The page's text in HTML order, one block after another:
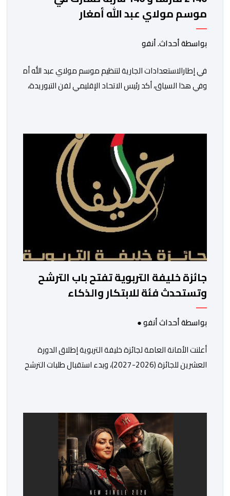
موسم مولاي عبد الله أمغار
بواسطة أحداث. أنفو
في إطارالاستعدادات الجارية لتنظيم موسم مولاي عبد الله
وفي هذا السياق، أكد رئيس الاتحاد الإقليمي لفن التبوريدة،
ولم تخل هذه الدورة من مؤشرات إيجابية على مستوى
وتبرز هذه الأرقام الحجم الكبير الذي باتت تعرفه
ومن المرتقب أن تعرف فعاليات الموسم إقبالا جماهيريا
واسعا،في ظل الشغف الكبير الذي يحظى به فن التبوريدة،
جائزة خليفة التربوية تفتح باب الترشح
وتستحدث فئة للابتكار والذكاء
الاصطناعي
بواسطة أحداث أنفو ●
أعلنت الأمانة العامة لجائزة خليفة التربوية إطلاق الدورة
العشرين للجائزة (2026-2027)، وبدء استقبال طلبات الترشح
مرور عشرين عاماً على انطلاق الجائزة، وتشهد للمرة الأولى
استحداث فئة “الابتكار والذكاء الاصطناعي في التعليم”، إلى